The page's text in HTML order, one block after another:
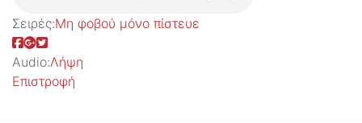
Σειρές:Μη φοβού μόνο πίστευε
Audio:Λήψη
Επιστροφή